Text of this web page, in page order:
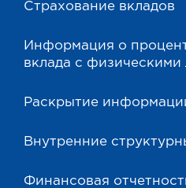
Страхование вкладов
Информация о
вклада с физическими
Раскрытие
Внутренние
Финансовая